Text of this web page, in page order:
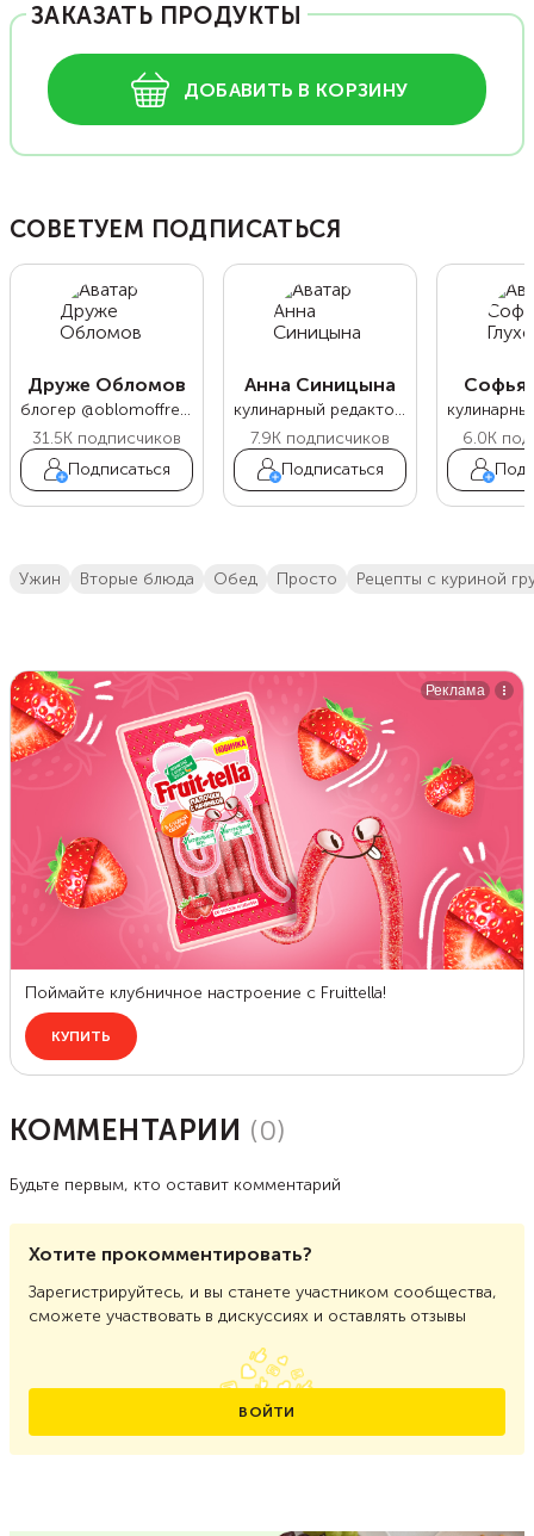
ЗАКАЗАТЬ ПРОДУКТЫ
ДОБАВИТЬ В КОРЗИНУ
СОВЕТУЕМ ПОДПИСАТЬСЯ
Друже Обломов
блогер @oblomoffrecipe
31.5K подписчиков
Подписаться
Анна Синицына
кулинарный редактор Food.ru
7.9K подписчиков
Подписаться
Софья
6.0K
ужин вторые блюда обед просто рецепты с куриной
КОММЕНТАРИИ (0)
Будьте первым, кто оставит комментарий
Хотите прокомментировать?
Зарегистрируйтесь, и вы станете участником сообщества,
сможете участвовать в дискуссиях и оставлять отзывы
ВОЙТИ